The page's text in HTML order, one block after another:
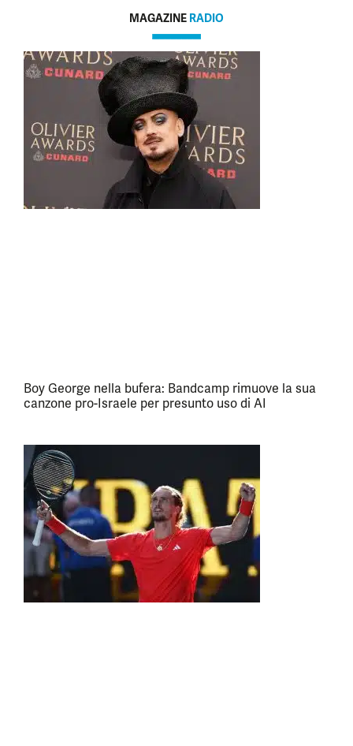
MAGAZINE RADIO
Boy George nella bufera: Bandcamp rimuove la sua
canzone pro-Israele per presunto uso di AI